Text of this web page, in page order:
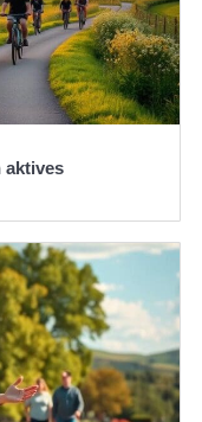
aktives